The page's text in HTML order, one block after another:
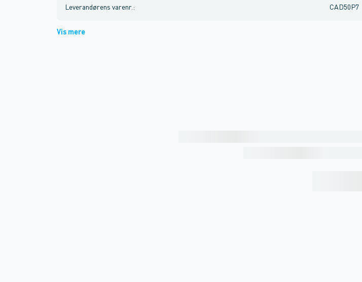
Leverandørens varenr. : CAD50P7
Vis mere